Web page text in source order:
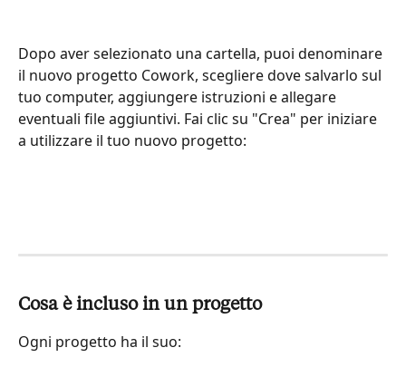
Dopo aver selezionato una cartella, puoi denominare
il nuovo progetto Cowork, scegliere dove salvarlo sul
tuo computer, aggiungere istruzioni e allegare
eventuali file aggiuntivi. Fai clic su "Crea" per iniziare
a utilizzare il tuo nuovo progetto:
Cosa è incluso in un progetto
Ogni progetto ha il suo: